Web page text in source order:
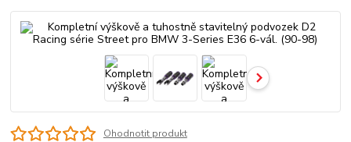
Ohodnotit produkt